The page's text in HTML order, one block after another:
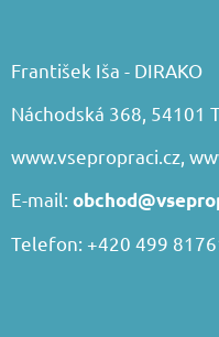
František Iša - DIRAKO
Náchodská 368, 54101
www.vsepropraci.cz,
E-mail:
Telefon: +420 499